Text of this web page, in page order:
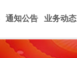
通知公告 业务动态